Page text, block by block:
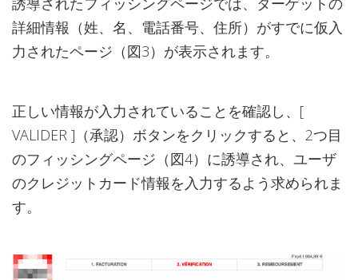
詳細情報（姓、名、電話番号、住所）がすでに仮入
力されたページ（図3）が表示されます。
正しい情報が入力されていることを確認し、[
VALIDER ]（承認）ボタンをクリックすると、2つ目
のフィッシングページ（図4）に誘導され、ユーザ
のクレジットカード情報を入力するよう求められま
す。